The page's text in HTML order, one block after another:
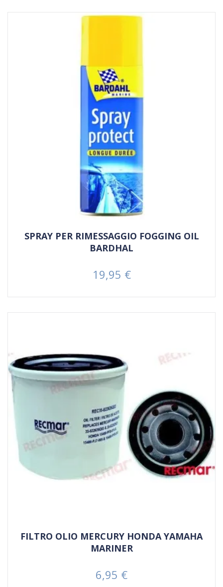
SPRAY PER RIMESSAGGIO FOGGING OIL
BARDHAL
Prezzo
19,95 €
FILTRO OLIO MERCURY HONDA YAMAHA
MARINER
Prezzo
6,95 €